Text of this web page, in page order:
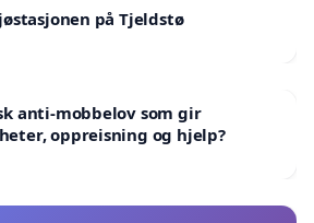
på Tjeldstø
anti-mobbelov som gir
oppreisning og hjelp?